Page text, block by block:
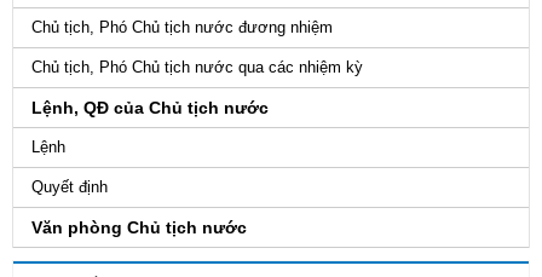
Chủ tịch, Phó Chủ tịch nước đương nhiệm
Chủ tịch, Phó Chủ tịch nước qua các nhiệm kỳ
Lệnh, QĐ của Chủ tịch nước
Lệnh
Quyết định
Văn phòng Chủ tịch nước